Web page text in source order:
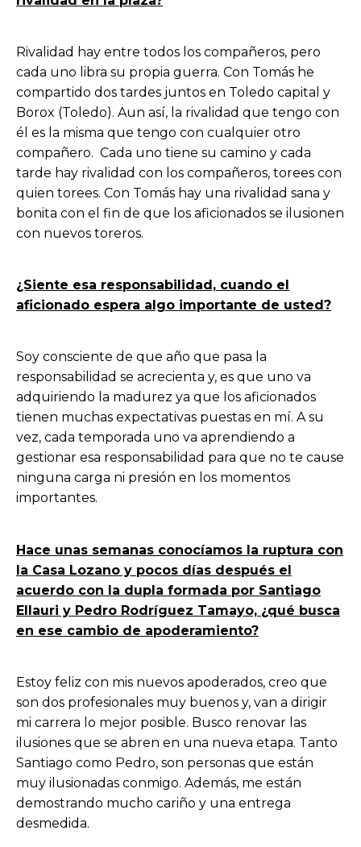
Rivalidad hay entre todos los compañeros, pero
cada uno libra su propia guerra. Con Tomás he
compartido dos tardes juntos en Toledo capital y
Borox (Toledo). Aun así, la rivalidad que tengo con
él es la misma que tengo con cualquier otro
compañero. Cada uno tiene su camino y cada
tarde hay rivalidad con los compañeros, torees con
quien torees. Con Tomás hay una rivalidad sana y
bonita con el fin de que los aficionados se ilusionen
con nuevos toreros.
¿Siente esa responsabilidad, cuando el
aficionado espera algo importante de usted?
Soy consciente de que año que pasa la
responsabilidad se acrecienta y, es que uno va
adquiriendo la madurez ya que los aficionados
tienen muchas expectativas puestas en mí. A su
vez, cada temporada uno va aprendiendo a
gestionar esa responsabilidad para que no te cause
ninguna carga ni presión en los momentos
importantes.
Hace unas semanas conocíamos la ruptura con
la Casa Lozano y pocos días después el
acuerdo con la dupla formada por Santiago
Ellauri y Pedro Rodríguez Tamayo, ¿qué busca
en ese cambio de apoderamiento?
Estoy feliz con mis nuevos apoderados, creo que
son dos profesionales muy buenos y, van a dirigir
mi carrera lo mejor posible. Busco renovar las
ilusiones que se abren en una nueva etapa. Tanto
Santiago como Pedro, son personas que están
muy ilusionadas conmigo. Además, me están
demostrando mucho cariño y una entrega
desmedida.